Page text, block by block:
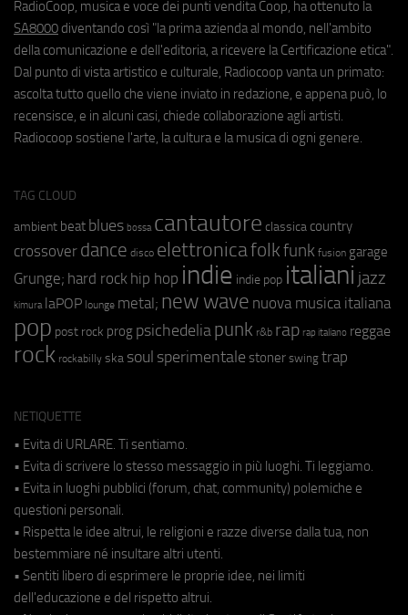
RadioCoop, musica e voce dei punti vendita Coop, ha ottenuto la
SA8000 diventando così "la prima azienda al mondo, nell'ambito
della comunicazione e dell'editoria, a ricevere la Certificazione etica".
Dal punto di vista artistico e culturale, Radiocoop vanta un primato:
ascolta tutto quello che viene inviato in redazione, e appena può, lo
recensisce, e in alcuni casi, chiede collaborazione agli artisti.
Radiocoop sostiene l'arte, la cultura e la musica di ogni genere.
TAG CLOUD
ambient beat blues bossa cantautore classica country
crossover dance disco elettronicafolkfunk fusion garage
Grunge; hard rock hip hop indie indie pop italiani jazz
kimura laPOP lounge metal; new wave nuova musica italiana
pop post rock prog psichedeliapunk r&b rap rap italiano reggae
rock rockabilly ska soul sperimentale stoner swing trap
NETIQUETTE
• Evita di URLARE. Ti sentiamo.
• Evita di scrivere lo stesso messaggio in più luoghi. Ti leggiamo.
• Evita in luoghi pubblici (forum, chat, community) polemiche e
questioni personali.
• Rispetta le idee altrui, le religioni e razze diverse dalla tua, non
bestemmiare né insultare altri utenti.
• Sentiti libero di esprimere le proprie idee, nei limiti
dell'educazione e del rispetto altrui.